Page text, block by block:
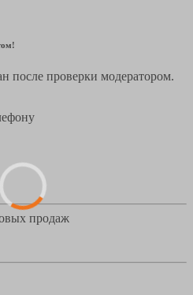
после проверки модератором.
продаж